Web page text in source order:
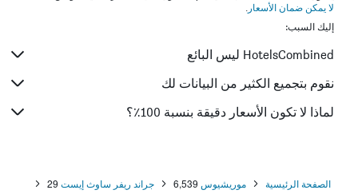
لا يمكن ضمان الأسعار .
إليك السبب:
HotelsCombined ليس البائع
نقوم بتجميع الكثير من البيانات لك
لماذا لا تكون الأسعار دقيقة بنسبة 100٪؟
الصفحة الرئيسية موريشيوس 6,539 جراند ريفر ساوث إيست 29